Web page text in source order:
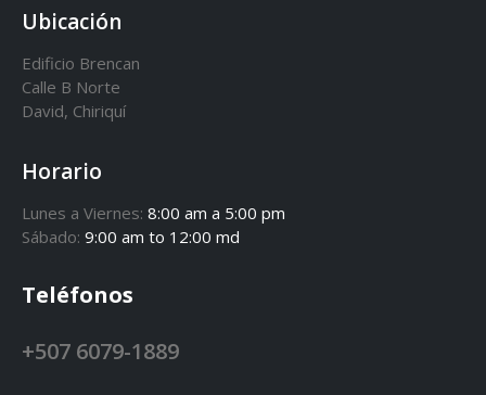
Ubicación
Edificio Brencan
Calle B Norte
David, Chiriquí
Horario
Lunes a Viernes: 8:00 am a 5:00 pm
Sábado: 9:00 am to 12:00 md
Teléfonos
+507 6079-1889